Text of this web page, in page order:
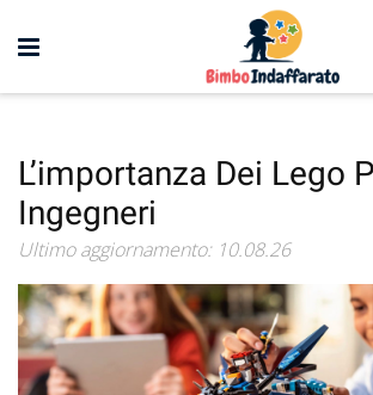
L’importanza Dei Lego
Ingegneri
Ultimo aggiornamento: 10.08.26